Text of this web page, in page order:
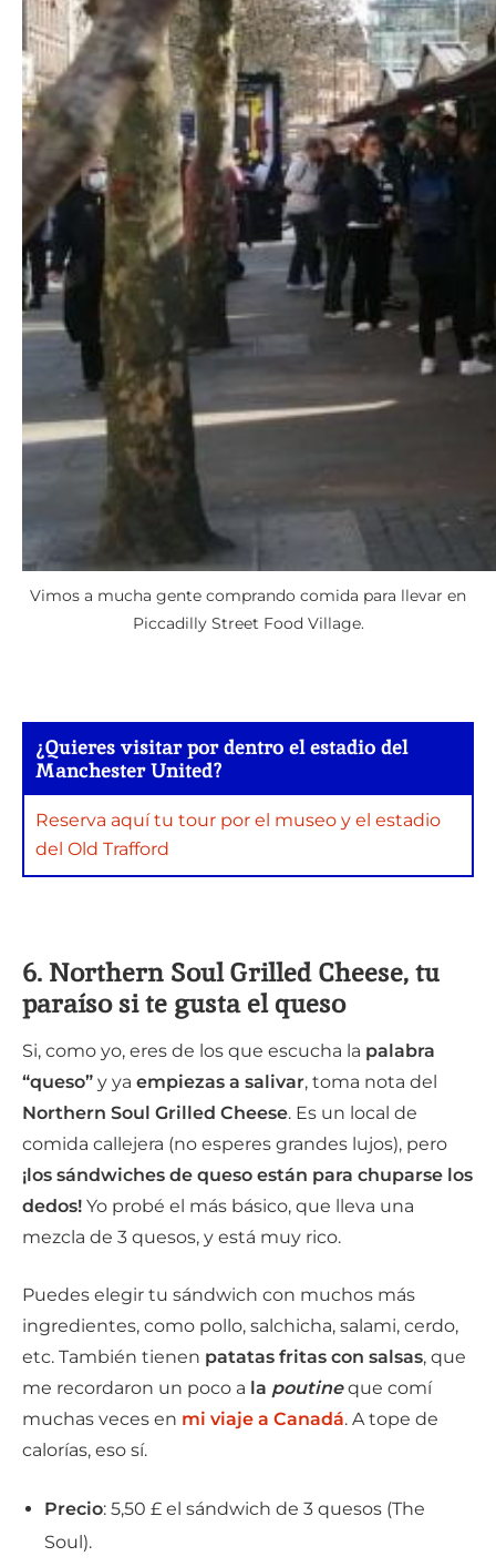
Vimos a mucha gente comprando comida para llevar en
Piccadilly Street Food Village.
¿Quieres visitar por dentro el estadio del
Manchester United?
Reserva aquí tu tour por el museo y el estadio
del Old Trafford
6. Northern Soul Grilled Cheese, tu
paraíso si te gusta el queso
Si, como yo, eres de los que escucha la palabra
“queso” y ya empiezas a salivar, toma nota del
Northern Soul Grilled Cheese. Es un local de
comida callejera (no esperes grandes lujos), pero
¡los sándwiches de queso están para chuparse los
dedos! Yo probé el más básico, que lleva una
mezcla de 3 quesos, y está muy rico.
Puedes elegir tu sándwich con muchos más
ingredientes, como pollo, salchicha, salami, cerdo,
etc. También tienen patatas fritas con salsas, que
me recordaron un poco a la poutineque comí
muchas veces en mi viaje a Canadá. A tope de
calorías, eso sí.
Precio: 5,50 £ el sándwich de 3 quesos (The
Soul).